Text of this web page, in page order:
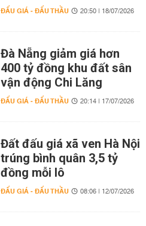
ĐẤU GIÁ - ĐẤU THẦU 20:50 | 18/07/2026
Đà Nẵng giảm giá hơn
400 tỷ đồng khu đất sân
vận động Chi Lăng
ĐẤU GIÁ - ĐẤU THẦU 20:14 | 17/07/2026
Đất đấu giá xã ven Hà Nội
trúng bình quân 3,5 tỷ
đồng mỗi lô
ĐẤU GIÁ - ĐẤU THẦU 08:06 | 12/07/2026